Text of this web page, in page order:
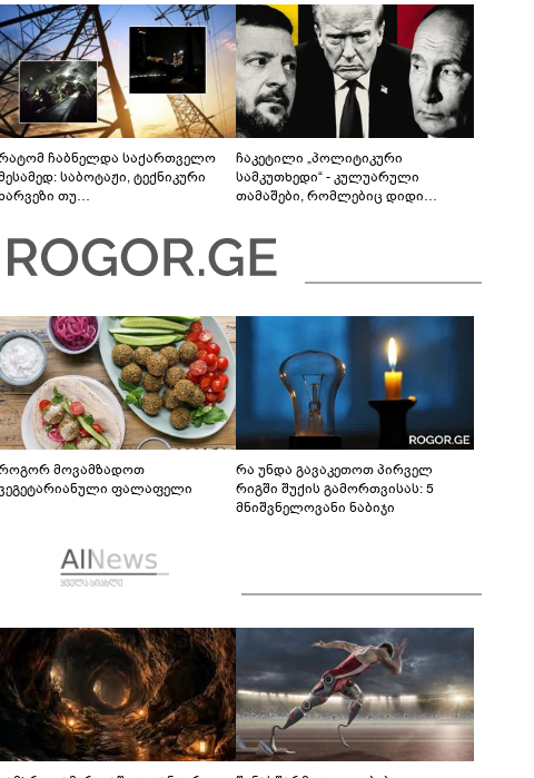
ჩაბნელდა საქართველო
საბოტაჟი, ტექნიკური
თუ
ჩაკეტილი „პოლიტიკური
სამკუთხედი“ - კულუარული
თამაშები, რომლებიც დიდი
მოვამზადოთ
ფალაფელი
რა უნდა გავაკეთოთ პირველ
რიგში შუქის გამორთვისას: 5
მნიშვნელოვანი ნაბიჯი